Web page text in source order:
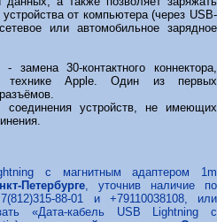
от компьютера (через USB-
или автомобильное зарядное
замена 30-контактного коннектора,
технике Apple. Один из первых
устройств, не имеющих
с магнитным адаптером 1m
Петербурге , уточнив наличие по
88-01 и +79110038108, или
«Дата-кабель USB Lightning с